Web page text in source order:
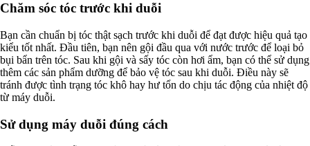
Chăm sóc tóc trước khi duỗi
Bạn cần chuẩn bị tóc thật sạch trước khi duỗi để đạt được hiệu quả tạo
kiểu tốt nhất. Đầu tiên, bạn nên gội đầu qua với nước trước để loại bỏ
bụi bẩn trên tóc. Sau khi gội và sấy tóc còn hơi ẩm, bạn có thể sử dụng
thêm các sản phẩm dưỡng để bảo vệ tóc sau khi duỗi. Điều này sẽ
tránh được tình trạng tóc khô hay hư tổn do chịu tác động của nhiệt độ
từ máy duỗi.
Sử dụng máy duỗi đúng cách